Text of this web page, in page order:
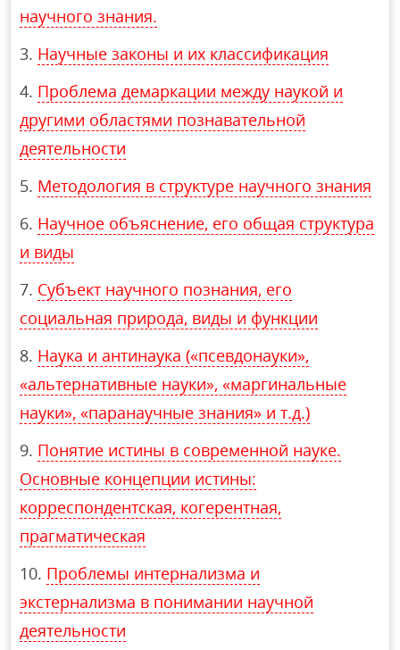
научного знания.
Научные законы и их классификация
Проблема демаркации между наукой и
другими областями познавательной
деятельности
Методология в структуре научного знания
Научное объяснение, его общая структура
и виды
Субъект научного познания, его
социальная природа, виды и функции
Наука и антинаука («псевдонауки»,
«альтернативные науки», «маргинальные
науки», «паранаучные знания» и т.д.)
Понятие истины в современной науке.
Основные концепции истины:
корреспондентская, когерентная,
прагматическая
Проблемы интернализма и
экстернализма в понимании научной
деятельности